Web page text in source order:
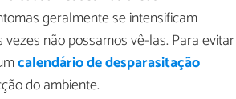
geralmente se intensificam
não possamos vê-las. Para evitar
calendário de desparasitação
do ambiente.